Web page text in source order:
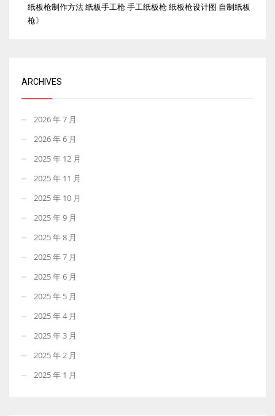
纸板枪制作方法 纸板手工枪 手工纸板枪 纸板枪设计图 自制纸板
枪》
ARCHIVES
2026 年 7 月
2026 年 6 月
2025 年 12 月
2025 年 11 月
2025 年 10 月
2025 年 9 月
2025 年 8 月
2025 年 7 月
2025 年 6 月
2025 年 5 月
2025 年 4 月
2025 年 3 月
2025 年 2 月
2025 年 1 月